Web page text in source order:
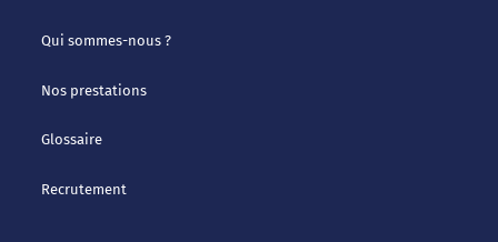
Qui sommes-nous ?
Nos prestations
Glossaire
Recrutement